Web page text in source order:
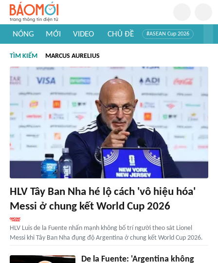
NÓNG MỚI VIDEO CHỦ ĐỀ #ASEAN Cup 2026
#Khám phá thế giới
TÌM KIẾM MARCUS AURELIUS
HLV Tây Ban Nha hé lộ cách 'vô hiệu hóa'
Messi ở chung kết World Cup 2026
HLV Luis de la Fuente nhấn mạnh không bố trí người theo sát Lionel
Messi khi Tây Ban Nha đụng độ Argentina ở chung kết World Cup 2026.
De la Fuente: 'Argentina không